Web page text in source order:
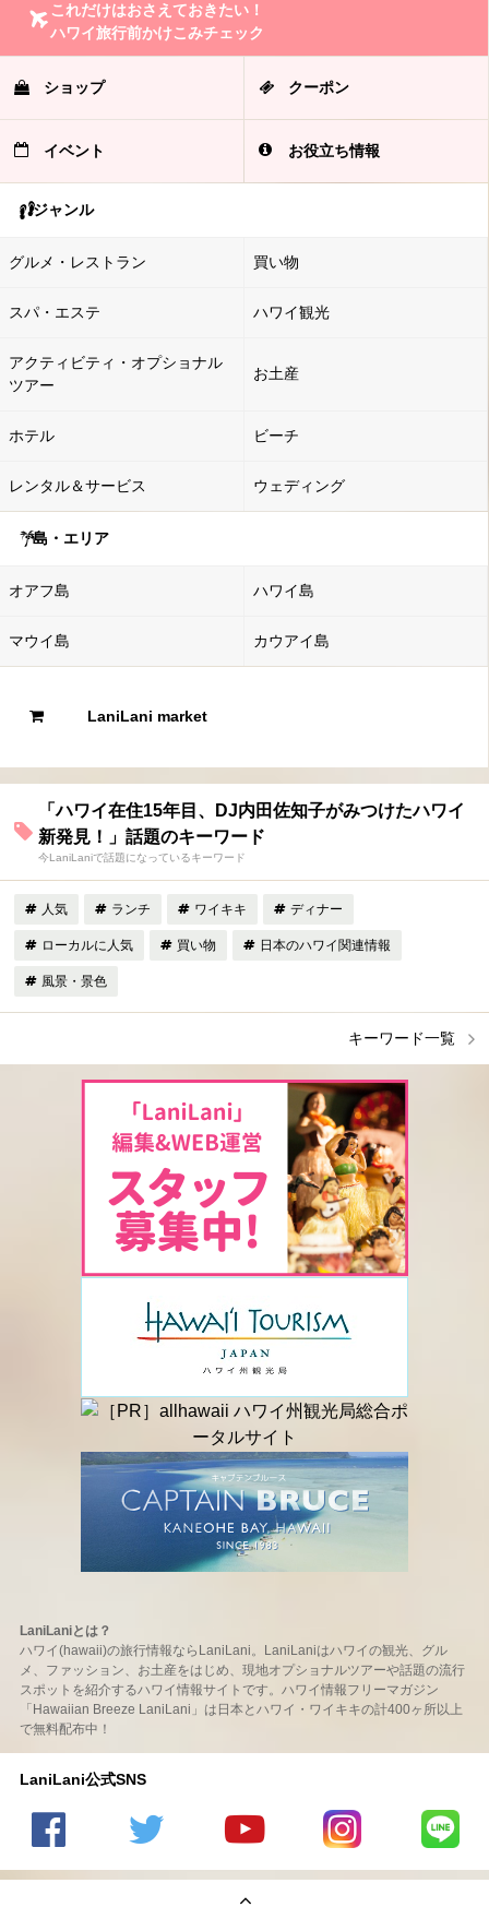
これだけはおさえておきたい！
ハワイ旅行前かけこみチェック
ショップ クーポン
イベント お役立ち情報
ジャンル
グルメ・レストラン 買い物
スパ・エステ ハワイ観光
アクティビティ・オプショナル
ツアー
お土産
ホテル ビーチ
レンタル＆サービス ウェディング
島・エリア
オアフ島 ハワイ島
マウイ島 カウアイ島
LaniLani market
「ハワイ在住15年目、DJ内田佐知子がみつけたハワイ
新発見！」話題のキーワード
今LaniLaniで話題になっているキーワード
人気 ランチ ワイキキ ディナー
ローカルに人気 買い物 日本のハワイ関連情報
風景・景色
キーワード一覧
LaniLaniとは？
ハワイ(hawaii)の旅行情報ならLaniLani。LaniLaniはハワイの観光、グル
メ、ファッション、お土産をはじめ、現地オプショナルツアーや話題の流行
スポットを紹介するハワイ情報サイトです。ハワイ情報フリーマガジン
「Hawaiian Breeze LaniLani」は日本とハワイ・ワイキキの計400ヶ所以上
で無料配布中！
LaniLani公式SNS
の
のtwitter
の
LaniLani
LaniLani